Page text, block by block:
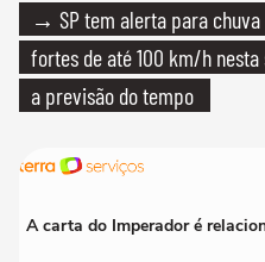
→ SP tem alerta para chuva
fortes de até 100 km/h nesta
a previsão do tempo
A carta do Imperador é